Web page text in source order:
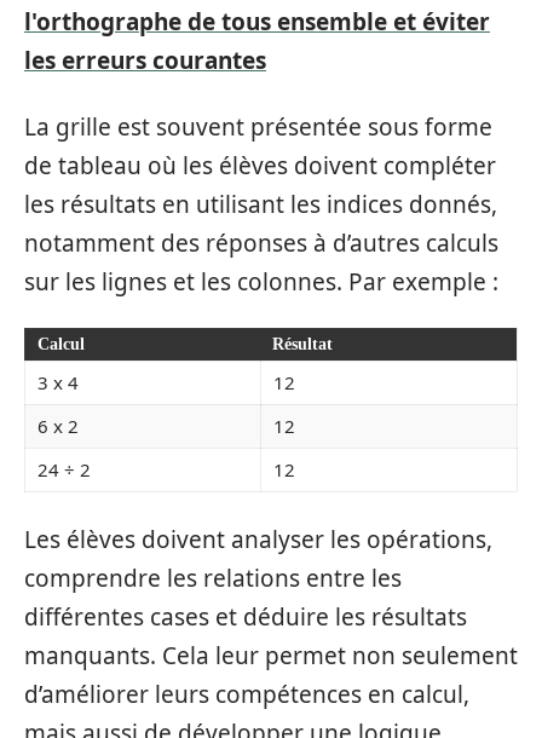
l'orthographe de tous ensemble et éviter
les erreurs courantes
La grille est souvent présentée sous forme
de tableau où les élèves doivent compléter
les résultats en utilisant les indices donnés,
notamment des réponses à d’autres calculs
sur les lignes et les colonnes. Par exemple :
Calcul Résultat
3 x 4
12
6 x 2
12
24 ÷ 2
12
Les élèves doivent analyser les opérations,
comprendre les relations entre les
différentes cases et déduire les résultats
manquants. Cela leur permet non seulement
d’améliorer leurs compétences en calcul,